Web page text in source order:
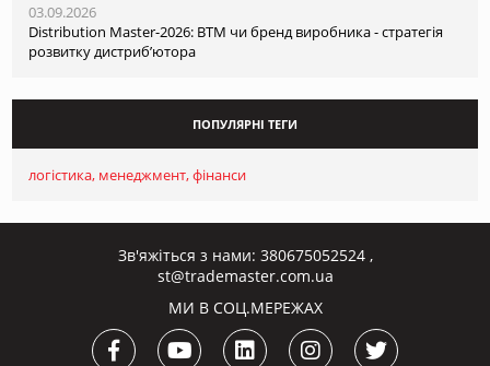
03.09.2026
Distribution Master-2026: ВТМ чи бренд виробника - стратегія
розвитку дистриб’ютора
ПОПУЛЯРНІ ТЕГИ
логістика менеджмент фінанси
Зв'яжіться з нами: 380675052524 ,
st@trademaster.com.ua
МИ В СОЦ.МЕРЕЖАХ